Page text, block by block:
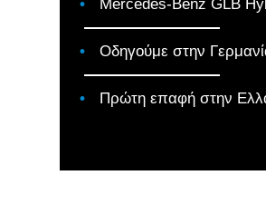
Mercedes-Benz GLB
Οδηγούμε στην
Πρώτη επαφή στην